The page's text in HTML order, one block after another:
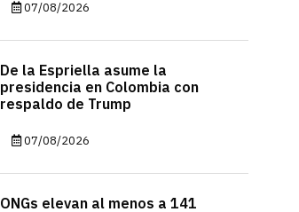
07/08/2026
De la Espriella asume la
presidencia en Colombia con
respaldo de Trump
07/08/2026
ONGs elevan al menos a 141